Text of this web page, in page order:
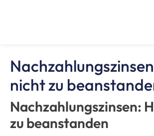
nicht zu
Nachzahlungszinsen:
zu beanstanden